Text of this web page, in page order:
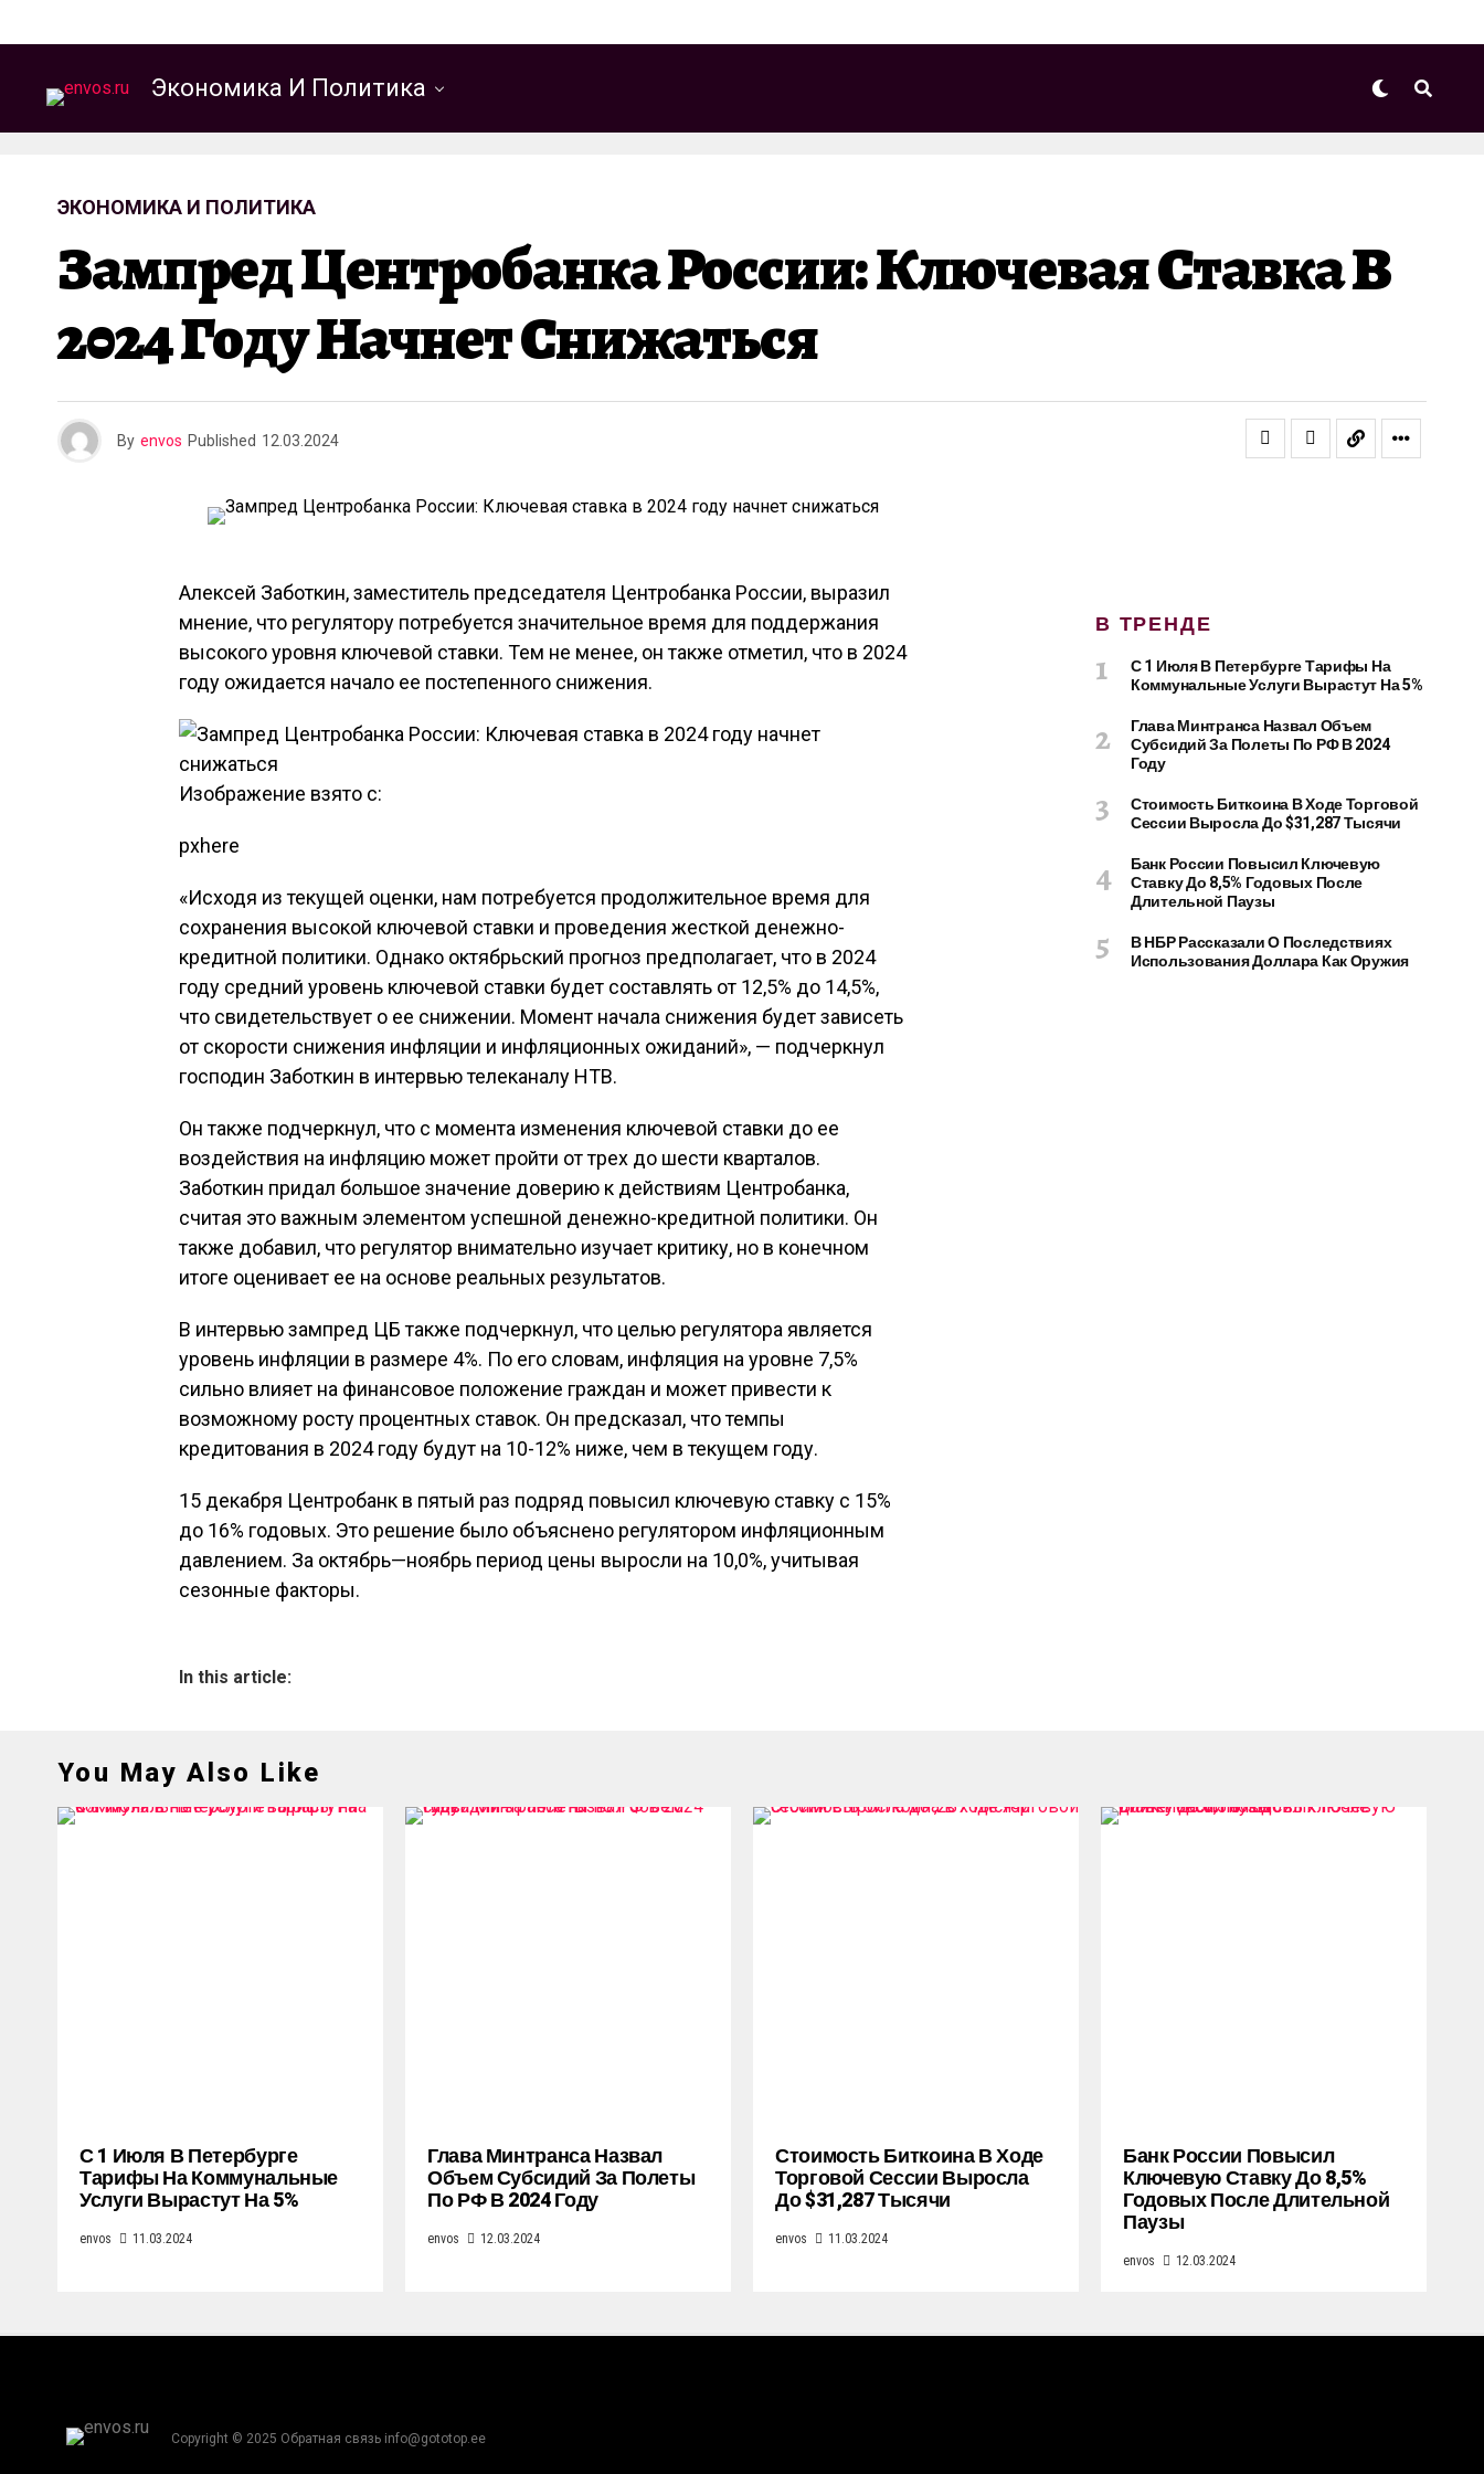
Экономика И Политика
ЭКОНОМИКА И ПОЛИТИКА
Зампред Центробанка России: Ключевая Ставка В
2024 Году Начнет Снижаться
By envos Published 12.03.2024
Алексей Заботкин, заместитель председателя Центробанка России, выразил
мнение, что регулятору потребуется значительное время для поддержания
высокого уровня ключевой ставки. Тем не менее, он также отметил, что в 2024
году ожидается начало ее постепенного снижения.
Изображение взято с:
pxhere
«Исходя из текущей оценки, нам потребуется продолжительное время для
сохранения высокой ключевой ставки и проведения жесткой денежно-
кредитной политики. Однако октябрьский прогноз предполагает, что в 2024
году средний уровень ключевой ставки будет составлять от 12,5% до 14,5%,
что свидетельствует о ее снижении. Момент начала снижения будет зависеть
от скорости снижения инфляции и инфляционных ожиданий», — подчеркнул
господин Заботкин в интервью телеканалу НТВ.
Он также подчеркнул, что с момента изменения ключевой ставки до ее
воздействия на инфляцию может пройти от трех до шести кварталов.
Заботкин придал большое значение доверию к действиям Центробанка,
считая это важным элементом успешной денежно-кредитной политики. Он
также добавил, что регулятор внимательно изучает критику, но в конечном
итоге оценивает ее на основе реальных результатов.
В интервью зампред ЦБ также подчеркнул, что целью регулятора является
уровень инфляции в размере 4%. По его словам, инфляция на уровне 7,5%
сильно влияет на финансовое положение граждан и может привести к
возможному росту процентных ставок. Он предсказал, что темпы
кредитования в 2024 году будут на 10-12% ниже, чем в текущем году.
15 декабря Центробанк в пятый раз подряд повысил ключевую ставку с 15%
до 16% годовых. Это решение было объяснено регулятором инфляционным
давлением. За октябрь—ноябрь период цены выросли на 10,0%, учитывая
сезонные факторы.
In this article:
В ТРЕНДЕ
С 1 Июля В Петербурге Тарифы На
Коммунальные Услуги Вырастут На 5%
Глава Минтранса Назвал Объем
Субсидий За Полеты По РФ В 2024
Году
Стоимость Биткоина В Ходе Торговой
Сессии Выросла До $31,287 Тысячи
Банк России Повысил Ключевую
Ставку До 8,5% Годовых После
Длительной Паузы
В НБР Рассказали О Последствиях
Использования Доллара Как Оружия
You May Also Like
С 1 Июля В Петербурге
Тарифы На Коммунальные
Услуги Вырастут На 5%
envos 11.03.2024
Глава Минтранса Назвал
Объем Субсидий За Полеты
По РФ В 2024 Году
envos 12.03.2024
Стоимость Биткоина В Ходе
Торговой Сессии Выросла
До $31,287 Тысячи
envos 11.03.2024
Банк России Повысил
Ключевую Ставку До 8,5%
Годовых После Длительной
Паузы
envos 12.03.2024
Copyright © 2025 Обратная связь info@gototop.ee